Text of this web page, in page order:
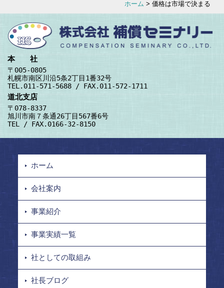
ホーム > 価格は市場で決まる
本 社
〒005-0805
札幌市南区川沿5条2丁目1番32号
TEL.011-571-5688 / FAX.011-572-1711
道北支店
〒078-8337
旭川市南７条通26丁目567番6号
TEL / FAX.0166-32-8150
ホーム
会社案内
事業紹介
事業実績一覧
社としての取組み
社長ブログ